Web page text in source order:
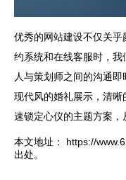
优秀的网站建设不仅关
约系统和在线客服时，
人与策划师之间的沟通
现代风的婚礼展示，清
速锁定心仪的主题方案，
本文地址： https://
出处。